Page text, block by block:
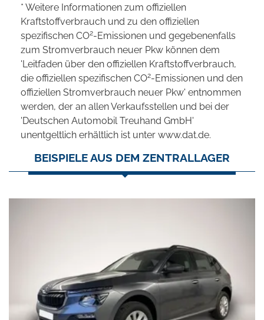
* Weitere Informationen zum offiziellen
Kraftstoffverbrauch und zu den offiziellen
spezifischen CO2-Emissionen und gegebenenfalls
zum Stromverbrauch neuer Pkw können dem
'Leitfaden über den offiziellen Kraftstoffverbrauch,
die offiziellen spezifischen CO2-Emissionen und den
offiziellen Stromverbrauch neuer Pkw' entnommen
werden, der an allen Verkaufsstellen und bei der
'Deutschen Automobil Treuhand GmbH'
unentgeltlich erhältlich ist unter www.dat.de.
BEISPIELE AUS DEM ZENTRALLAGER